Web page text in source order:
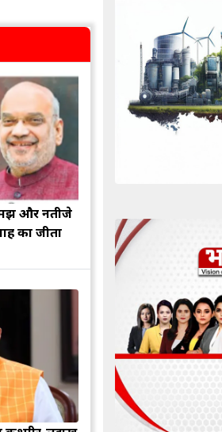
और नतीजे
का जीता